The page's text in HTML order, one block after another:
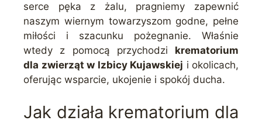
serce pęka z żalu, pragniemy zapewnić
naszym wiernym towarzyszom godne, pełne
miłości i szacunku pożegnanie. Właśnie
wtedy z pomocą przychodzi krematorium
dla zwierząt w Izbicy Kujawskiej i okolicach,
oferując wsparcie, ukojenie i spokój ducha.
Jak działa krematorium dla